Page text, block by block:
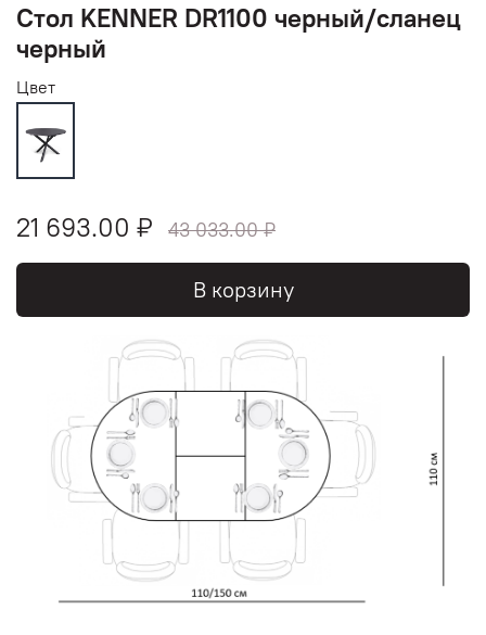
Стол KENNER DR1100 черный/сланец
черный
Цвет
21 693.00 ₽ 43 033.00 ₽
В корзину